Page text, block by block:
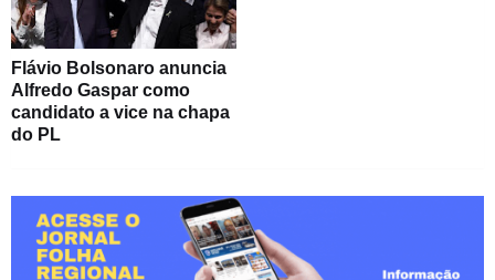
Flávio Bolsonaro anuncia
Alfredo Gaspar como
candidato a vice na chapa
do PL